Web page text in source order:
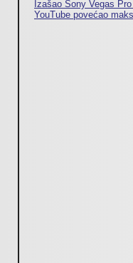
Izašao Sony Vegas
YouTube povećao